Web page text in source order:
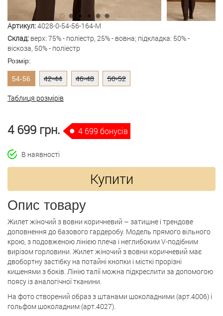
Артикул:4028-0-54-56-164-M
Склад: верх: 75% - поліестр, 25% - вовна; підкладка: 50% -
віскоза, 50% - поліестр
Розмір:
54-56 42-44 46-48 50-52
Таблиця розмірів
4 699 грн. 4 699 бонусів
В наявності
Купити
Опис товару
Жилет жіночий з вовни коричневий – затишне і трендове
доповнення до базового гардеробу. Модель прямого вільного
крою, з подовженою лінією плеча і неглибоким V-подібним
вирізом горловини. Жилет жіночий з вовни коричневий має
двобортну застібку на потайні кнопки і місткі прорізні
кишенями з боків. Лінію талії можна підкреслити за допомогою
поясу із аналогічної тканини.
На фото створений образ з штанами шоколадними (арт.4006) і
гольфом шоколадним (арт.4027).